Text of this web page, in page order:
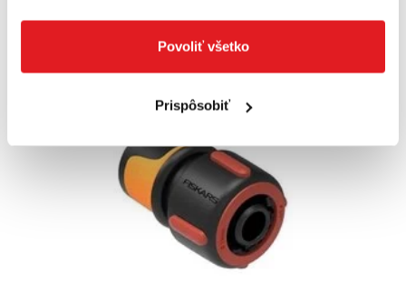
Povoliť všetko
Prispôsobiť
Do košíka